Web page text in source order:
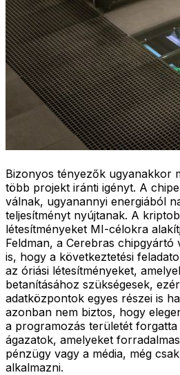
Bizonyos tényezők ugyanakkor
több projekt iránti igényt. A
válnak, ugyanannyi energiából
teljesítményt nyújtanak. A
létesítményeket MI-célokra
Feldman, a Cerebras
is, hogy a következtetési
az óriási létesítményeket,
betanításához szükségesek,
adatközpontok egyes részei is
azonban nem biztos, hogy
a programozás területét
ágazatok, amelyeket
pénzügy vagy a média, még
alkalmazni.